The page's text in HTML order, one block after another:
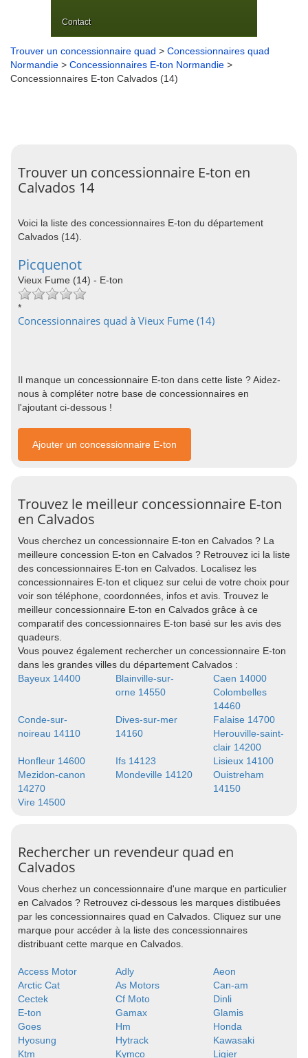
Contact
Trouver un concessionnaire quad > Concessionnaires quad
Normandie > Concessionnaires E-ton Normandie >
Concessionnaires E-ton Calvados (14)
Trouver un concessionnaire E-ton en
Calvados 14
Voici la liste des concessionnaires E-ton du département
Calvados (14).
Picquenot
Vieux Fume (14) - E-ton
*
Concessionnaires quad à Vieux Fume (14)
Il manque un concessionnaire E-ton dans cette liste ? Aidez-
nous à compléter notre base de concessionnaires en
l'ajoutant ci-dessous !
Ajouter un concessionnaire E-ton
Trouvez le meilleur concessionnaire E-ton
en Calvados
Vous cherchez un concessionnaire E-ton en Calvados ? La
meilleure concession E-ton en Calvados ? Retrouvez ici la liste
des concessionnaires E-ton en Calvados. Localisez les
concessionnaires E-ton et cliquez sur celui de votre choix pour
voir son téléphone, coordonnées, infos et avis. Trouvez le
meilleur concessionnaire E-ton en Calvados grâce à ce
comparatif des concessionnaires E-ton basé sur les avis des
quadeurs.
Vous pouvez également rechercher un concessionnaire E-ton
dans les grandes villes du département Calvados :
Bayeux 14400
Blainville-sur-
orne 14550
Caen 14000
Colombelles
14460
Conde-sur-
noireau 14110
Dives-sur-mer
14160
Falaise 14700
Herouville-saint-
clair 14200
Honfleur 14600
Ifs 14123
Lisieux 14100
Mezidon-canon
14270
Mondeville 14120
Ouistreham
14150
Vire 14500
Rechercher un revendeur quad en
Calvados
Vous cherhez un concessionnaire d'une marque en particulier
en Calvados ? Retrouvez ci-dessous les marques distibuées
par les concessionnaires quad en Calvados. Cliquez sur une
marque pour accéder à la liste des concessionnaires
distribuant cette marque en Calvados.
Access Motor Adly
Aeon
Arctic Cat
As Motors
Can-am
Cectek
Cf Moto
Dinli
E-ton
Gamax
Glamis
Goes
Hm
Honda
Hyosung
Hytrack
Kawasaki
Ktm
Kymco Ligier